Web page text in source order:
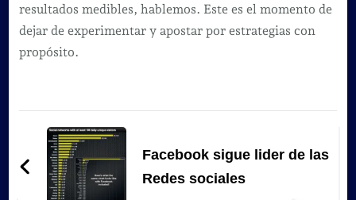
resultados medibles, hablemos. Este es el momento de
dejar de experimentar y apostar por estrategias con
propósito.
Navegación
de
entradas
Facebook sigue lider de las
Redes sociales